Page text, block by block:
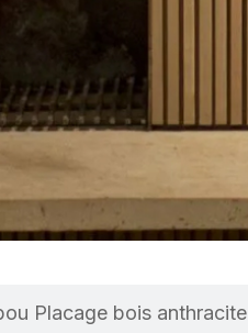
Placage bois anthracite